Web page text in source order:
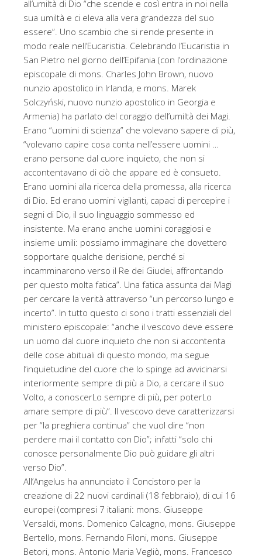
all’umiltà di Dio “che scende e così entra in noi nella
sua umiltà e ci eleva alla vera grandezza del suo
essere”. Uno scambio che si rende presente in
modo reale nell’Eucaristia. Celebrando l’Eucaristia in
San Pietro nel giorno dell’Epifania (con l’ordinazione
episcopale di mons. Charles John Brown, nuovo
nunzio apostolico in Irlanda, e mons. Marek
Solczyński, nuovo nunzio apostolico in Georgia e
Armenia) ha parlato del coraggio dell’umiltà dei Magi.
Erano “uomini di scienza” che volevano sapere di più,
“volevano capire cosa conta nell’essere uomini …
erano persone dal cuore inquieto, che non si
accontentavano di ciò che appare ed è consueto.
Erano uomini alla ricerca della promessa, alla ricerca
di Dio. Ed erano uomini vigilanti, capaci di percepire i
segni di Dio, il suo linguaggio sommesso ed
insistente. Ma erano anche uomini coraggiosi e
insieme umili: possiamo immaginare che dovettero
sopportare qualche derisione, perché si
incamminarono verso il Re dei Giudei, affrontando
per questo molta fatica”. Una fatica assunta dai Magi
per cercare la verità attraverso “un percorso lungo e
incerto”. In tutto questo ci sono i tratti essenziali del
ministero episcopale: “anche il vescovo deve essere
un uomo dal cuore inquieto che non si accontenta
delle cose abituali di questo mondo, ma segue
l’inquietudine del cuore che lo spinge ad avvicinarsi
interiormente sempre di più a Dio, a cercare il suo
Volto, a conoscerLo sempre di più, per poterLo
amare sempre di più”. Il vescovo deve caratterizzarsi
per “la preghiera continua” che vuol dire “non
perdere mai il contatto con Dio”; infatti “solo chi
conosce personalmente Dio può guidare gli altri
verso Dio”.
All’Angelus ha annunciato il Concistoro per la
creazione di 22 nuovi cardinali (18 febbraio), di cui 16
europei (compresi 7 italiani: mons. Giuseppe
Versaldi, mons. Domenico Calcagno, mons. Giuseppe
Bertello, mons. Fernando Filoni, mons. Giuseppe
Betori, mons. Antonio Maria Vegliò, mons. Francesco